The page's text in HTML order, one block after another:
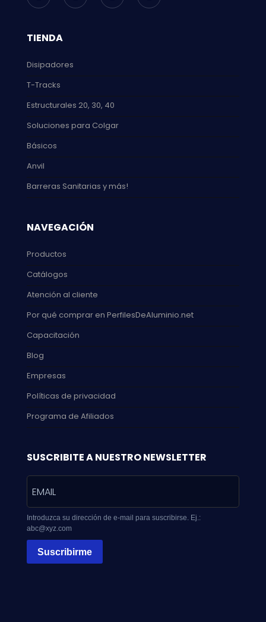
TIENDA
Disipadores
T-Tracks
Estructurales 20, 30, 40
Soluciones para Colgar
Básicos
Anvil
Barreras Sanitarias y más!
NAVEGACIÓN
Productos
Catálogos
Atención al cliente
Por qué comprar en PerfilesDeAluminio.net
Capacitación
Blog
Empresas
Políticas de privacidad
Programa de Afiliados
SUSCRIBITE A NUESTRO NEWSLETTER
Introduzca su dirección de e-mail para suscribirse. Ej.:
abc@xyz.com
Suscribirme